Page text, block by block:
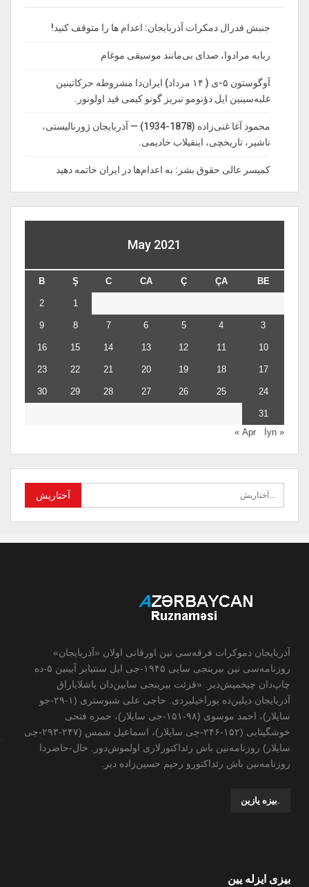
جنبش فدرال دمکرات آذربایجان: اعدام ها را‌ متوقف‌ کنید!
ربابه مرادوا، صدای بی‌مانند موسیقی موغام
آوگوستون ۵-ی ( ۱۴ مرداد) ایران‌دا مشروطه حرکاتینین
غلبه‌سینین ایل دؤنومو تبریز گونو کیمی قید اولونور.
محمود آغا غنی‌زاده (1878-1934) — آذربایجان ژورنالیستی،
ناشیر، تاریخچی، اینقیلاب خادیمی.
کمیسر عالی حقوق بشر: به اعدام‌ها در ایران خاتمه دهید
May 2021
BE
ÇA
Ç
CA
C
Ş
B
10
11
12
13
14
15
16
17
18
19
20
21
22
23
24
25
26
27
28
29
30
31
« Apr
İyn »
آذربایجان دموکرات فرقه‌سی نین اورقانی اولان «آذربایجان»
روزنامه‌سی نین بیرینجی سایی ۱۹۴۵-جی ایل سنتیابر آیینین ۵-ده
چاپ‌دان چیخمیش‌دیر. «قزئت بیرینجی سایین‌دان باشلایاراق
آذربایجان دیلین‌ده بوراخیلیردی. حاجی علی شبوستری (۱-۲۹-جو
سایلار)، احمد موسوی (۹۸-۱۵۱-جی سایلار)، حمزه فتحی
خوشگینابی (۱۵۲-۲۴۶-جی سایلار)، اسماعیل شمس (۲۴۷-۲۹۳-جی
سایلار) روزنامه‌نین باش رئداکتورلاری اولموش‌دور. حال-حاضردا
روزنامه‌نین باش رئداکتورو رحیم حسین‌زاده ‌دیر.
.بیزه یازین
بیزی ایزله یین